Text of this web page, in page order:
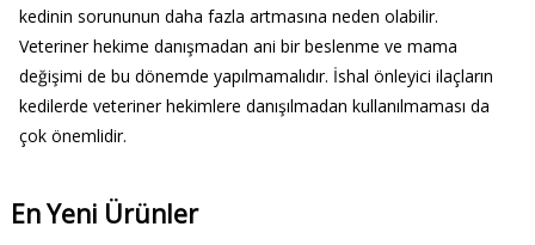
kedinin sorununun daha fazla artmasına neden olabilir.
Veteriner hekime danışmadan ani bir beslenme ve mama
değişimi de bu dönemde yapılmamalıdır. İshal önleyici ilaçların
kedilerde veteriner hekimlere danışılmadan kullanılmaması da
çok önemlidir.
En Yeni Ürünler